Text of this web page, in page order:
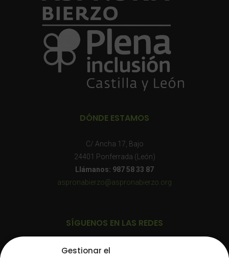
Gestionar el
DÓNDE ESTAMOS
C/ Ancha 17, Bajo
24401 Ponferrada (León)
Llámanos: 987 58 33 87
aspronabierzo@aspronabierzo.org
SÍGUENOS EN LAS REDES